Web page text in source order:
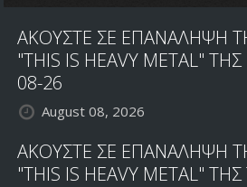
ΟΨΕΙ
ΑΚΟΥΣΤΕ ΣΕ ΕΠΑΝΑΛΗΨΗ
"THIS IS HEAVY METAL"
08-26
August 08, 2026
ΑΚΟΥΣΤΕ ΣΕ ΕΠΑΝΑΛΗΨΗ
"THIS IS HEAVY METAL"